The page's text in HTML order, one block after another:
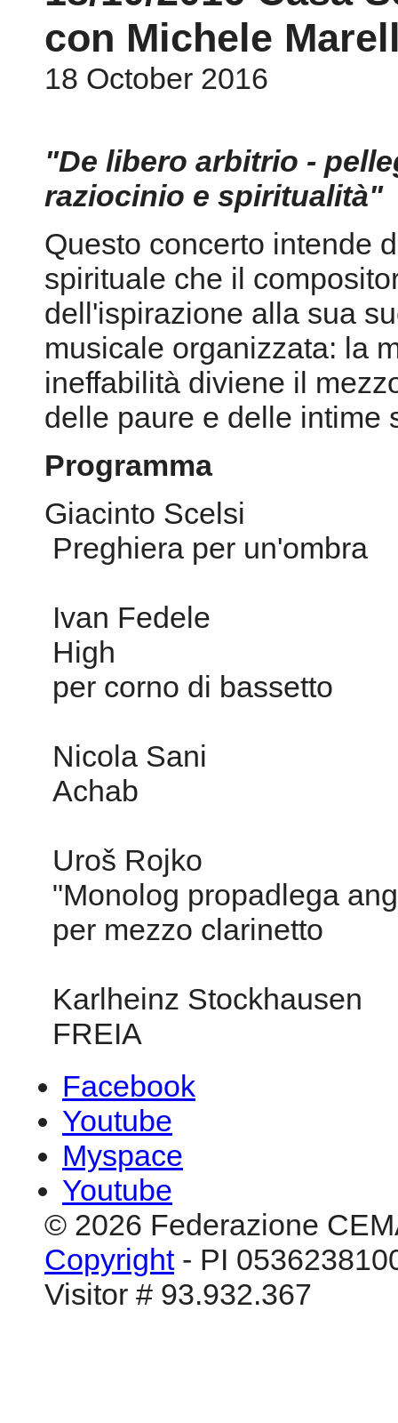
con Michele
18 October 2016
"De libero arbitrio -
raziocinio e spiritualità"
Questo concerto intende
spirituale che il
dell'ispirazione alla sua
musicale organizzata: la
ineffabilità diviene il
delle paure e delle intime
Programma
Giacinto Scelsi
Preghiera per un'ombra
Ivan Fedele
High
per corno di bassetto
Nicola Sani
Achab
Uroš Rojko
"Monolog propadlega
per mezzo clarinetto
Karlheinz Stockhausen
FREIA
Facebook
Youtube
Myspace
Youtube
© 2026 Federazione
Copyright- PI
Visitor # 93.932.367